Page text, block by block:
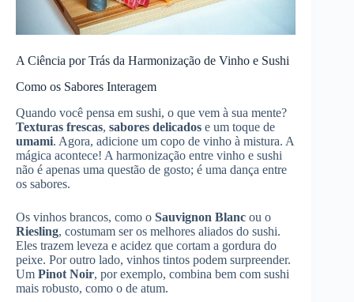
A Ciência por Trás da Harmonização de Vinho e Sushi
Como os Sabores Interagem
Quando você pensa em sushi, o que vem à sua mente?
Texturas frescas, sabores delicados e um toque de
umami. Agora, adicione um copo de vinho à mistura. A
mágica acontece! A harmonização entre vinho e sushi
não é apenas uma questão de gosto; é uma dança entre
os sabores.
Os vinhos brancos, como o Sauvignon Blanc ou o
Riesling, costumam ser os melhores aliados do sushi.
Eles trazem leveza e acidez que cortam a gordura do
peixe. Por outro lado, vinhos tintos podem surpreender.
Um Pinot Noir, por exemplo, combina bem com sushi
mais robusto, como o de atum.